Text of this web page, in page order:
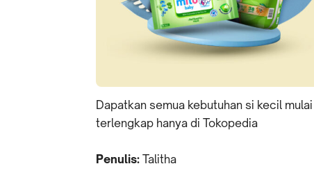
Dapatkan semua kebutuhan si kecil
terlengkap hanya di Tokopedia
Penulis: Talitha